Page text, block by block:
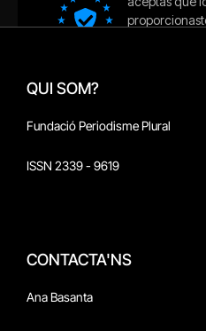
QUI SOM?
Fundació Periodisme Plural
ISSN 2339 - 9619
CONTACTA'NS
Ana Basanta